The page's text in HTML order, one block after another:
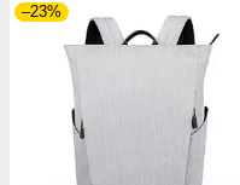
–23%